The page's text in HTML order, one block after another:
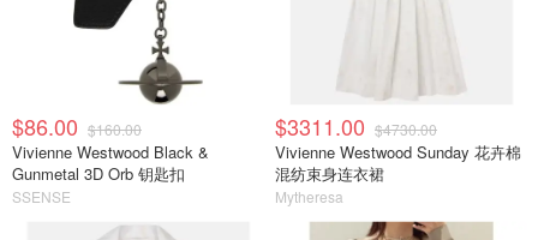
$86.00 $160.00
Vivienne Westwood Black &
Gunmetal 3D Orb 钥匙扣
SSENSE
$3311.00 $4730.00
Vivienne Westwood Sunday 花卉棉
混纺束身连衣裙
Mytheresa